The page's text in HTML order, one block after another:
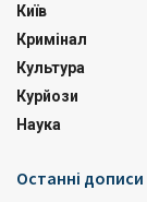
Київ
Кримінал
Культура
Курйози
Наука
Останні дописи